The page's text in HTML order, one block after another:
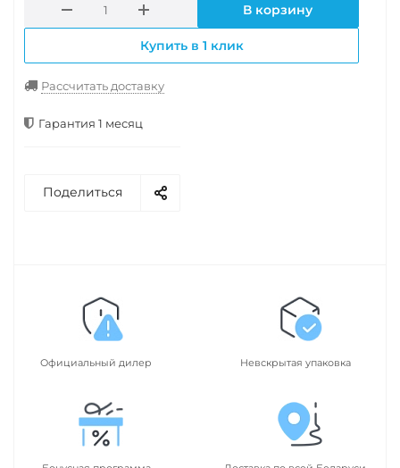
В корзину
Купить в 1 клик
Рассчитать доставку
Гарантия 1 месяц
Поделиться
Официальный дилер Невскрытая упаковка